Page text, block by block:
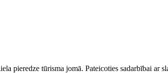
pieredze tūrisma jomā. Pateicoties sadarbībai ar